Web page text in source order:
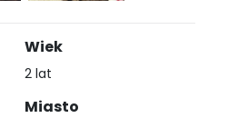
Wiek
2 lat
Miasto